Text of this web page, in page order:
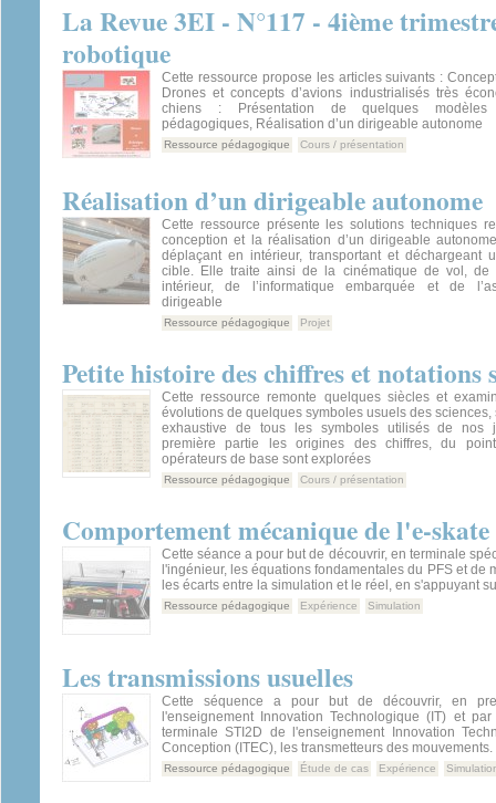
La Revue 3EI - N°117 - 4ième
robotique
Cette ressource propose les articles suivants :
Drones et concepts d’avions industrialisés très
chiens : Présentation de quelques modèles
pédagogiques, Réalisation d’un dirigeable autonome
Ressource pédagogique Cours / présentation
Réalisation d’un dirigeable autonome
Cette ressource présente les solutions techniques
conception et la réalisation d’un dirigeable
déplaçant en intérieur, transportant et déchargeant
cible. Elle traite ainsi de la cinématique de vol, de
intérieur, de l’informatique embarquée et de
dirigeable
Ressource pédagogique Projet
Petite histoire des chiffres et notations
Cette ressource remonte quelques siècles et
évolutions de quelques symboles usuels des sciences,
exhaustive de tous les symboles utilisés de nos
première partie les origines des chiffres, du
opérateurs de base sont explorées
Ressource pédagogique Cours / présentation
Comportement mécanique de l'e-skate
Cette séance a pour but de découvrir, en terminale
l'ingénieur, les équations fondamentales du PFS et de
les écarts entre la simulation et le réel, en s'appuyant
Ressource pédagogique Expérience Simulation
Les transmissions usuelles
Cette séquence a pour but de découvrir, en
l'enseignement Innovation Technologique (IT) et
terminale STI2D de l'enseignement Innovation
Conception (ITEC), les transmetteurs des mouvements.
Ressource pédagogique Étude de cas Expérience